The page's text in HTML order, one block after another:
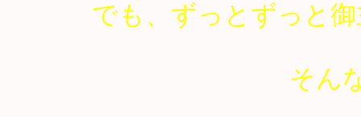
でも、ずっとずっと
そん